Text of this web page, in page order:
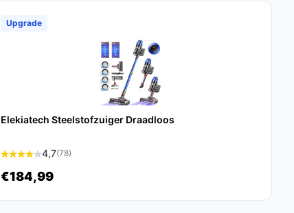
Upgrade
Elekiatech Steelstofzuiger Draadloos
4,7(78)
€184,99